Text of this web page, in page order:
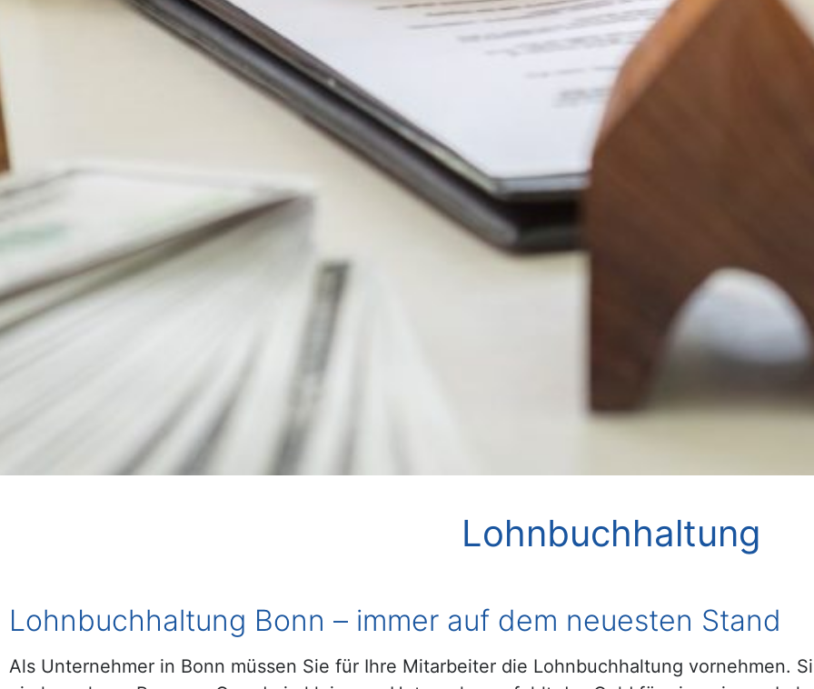
Lohnbuchhaltung
Lohnbuchhaltung Bonn – immer auf dem neuesten Stand
Als Unternehmer in Bonn müssen Sie für Ihre Mitarbeiter die Lohnbuchhaltung vornehmen.